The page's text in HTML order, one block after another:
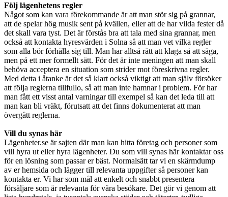
Följ lägenhetens regler
Något som kan vara förekommande är att man stör sig på grannar,
att de spelar hög musik sent på kvällen, eller att de har vilda fester då
det skall vara tyst. Det är förstås bra att tala med sina grannar, men
också att kontakta hyresvärden i Solna så att man vet vilka regler
som alla bör förhålla sig till. Man har alltså rätt att klaga så att säga,
men på ett mer formellt sätt. För det är inte meningen att man skall
behöva acceptera en situation som strider mot föreskrivna regler.
Med detta i åtanke är det så klart också viktigt att man själv försöker
att följa reglerna tillfullo, så att man inte hamnar i problem. För har
man fått ett visst antal varningar till exempel så kan det leda till att
man kan bli vräkt, förutsatt att det finns dokumenterat att man
övergått reglerna.
Vill du synas här
Lägenheter.se är sajten där man kan hitta företag och personer som
vill hyra ut eller hyra lägenheter. Du som vill synas här kontaktar oss
för en lösning som passar er bäst. Normalsätt tar vi en skärmdump
av er hemsida och lägger till relevanta uppgifter så personer kan
kontakta er. Vi har som mål att enkelt och snabbt presentera
försäljare som är relevanta för våra besökare. Det gör vi genom att